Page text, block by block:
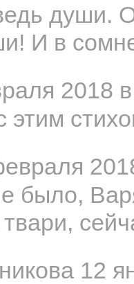
души.
И в
2018
этим
было,
12